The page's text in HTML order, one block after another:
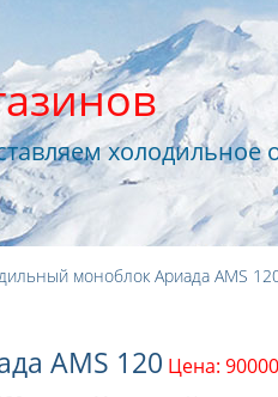
холодильное
моноблок Ариада AMS
AMS 120 Цена: